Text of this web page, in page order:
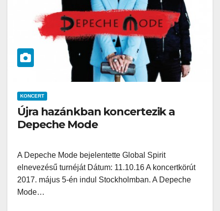
KONCERT
Újra hazánkban koncertezik a
Depeche Mode
A Depeche Mode bejelentette Global Spirit
elnevezésű turnéját Dátum: 11.10.16 A koncertkörút
2017. május 5-én indul Stockholmban. A Depeche
Mode…